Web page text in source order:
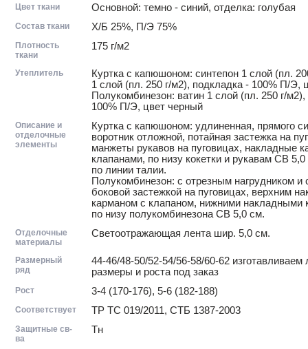
Цвет ткани Основной: темно - синий, отделка: голубая
Состав ткани Х/Б 25%, П/Э 75%
Плотность
ткани
175 г/м2
Утеплитель
Куртка с капюшоном: синтепон 1 слой (пл.
1 слой (пл. 250 г/м2), подкладка - 100% П/Э,
Полукомбинезон: ватин 1 слой (пл. 250 г/
100% П/Э, цвет черный
Описание и
отделочные
элементы
Куртка с капюшоном: удлиненная, прямого
воротник отложной, потайная застежка на
манжеты рукавов на пуговицах, накладные
клапанами, по низу кокетки и рукавам СВ
по линии талии.
Полукомбинезон: с отрезным нагрудником и
боковой застежкой на пуговицах, верхним
карманом с клапаном, нижними накладными
по низу полукомбинезона СВ 5,0 см.
Отделочные
материалы
Светоотражающая лента шир. 5,0 см.
Размерный
ряд
44-46/48-50/52-54/56-58/60-62
размеры и роста под заказ
Рост 3-4 (170-176), 5-6 (182-188)
Соответствует ТР ТС 019/2011, СТБ 1387-2003
Защитные св-
ва
Тн